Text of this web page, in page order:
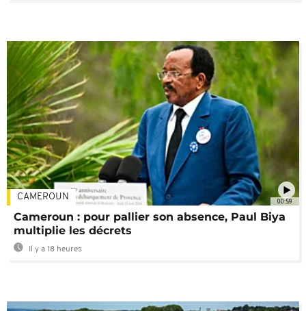
00:59
CAMEROUN
Cameroun : pour pallier son absence, Paul Biya
multiplie les décrets
Il y a 18 heures